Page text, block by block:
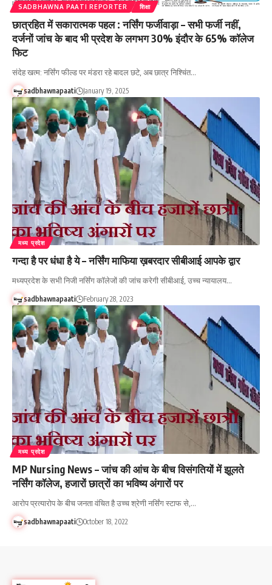
SADBHAWNA PAATI REPORTER शिक्षा
छात्रहित में सकारात्मक पहल : नर्सिंग फर्जीवाड़ा – सभी फर्जी नहीं,
दर्जनों जांच के बाद भी प्रदेश के लगभग 30% इंदौर के 65% कॉलेज
फिट
संदेह खत्म: नर्सिंग फील्ड पर मंडरा रहे बादल छटे, अब छात्र निश्चिंत…
sadbhawnapaati January 19, 2025
मध्य प्रदेश
गन्दा है पर धंधा है ये – नर्सिंग माफिया ख़बरदार सीबीआई आपके द्वार
मध्यप्रदेश के सभी निजी नर्सिंग कॉलेजों की जांच करेगी सीबीआई, उच्च न्यायालय…
sadbhawnapaati February 28, 2023
मध्य प्रदेश
MP Nursing News – जांच की आंच के बीच विसंगतियों में झूलते
नर्सिंग कॉलेज, हजारों छात्रों का भविष्य अंगारों पर
आरोप प्रत्यारोप के बीच जनता वंचित है उच्च श्रेणी नर्सिंग स्टाफ से,…
sadbhawnapaati October 18, 2022